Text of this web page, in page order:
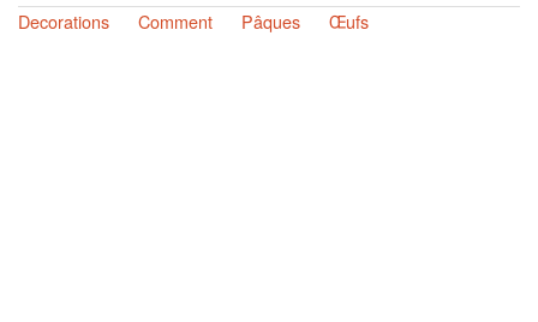
Decorations
Comment Pâques Œufs